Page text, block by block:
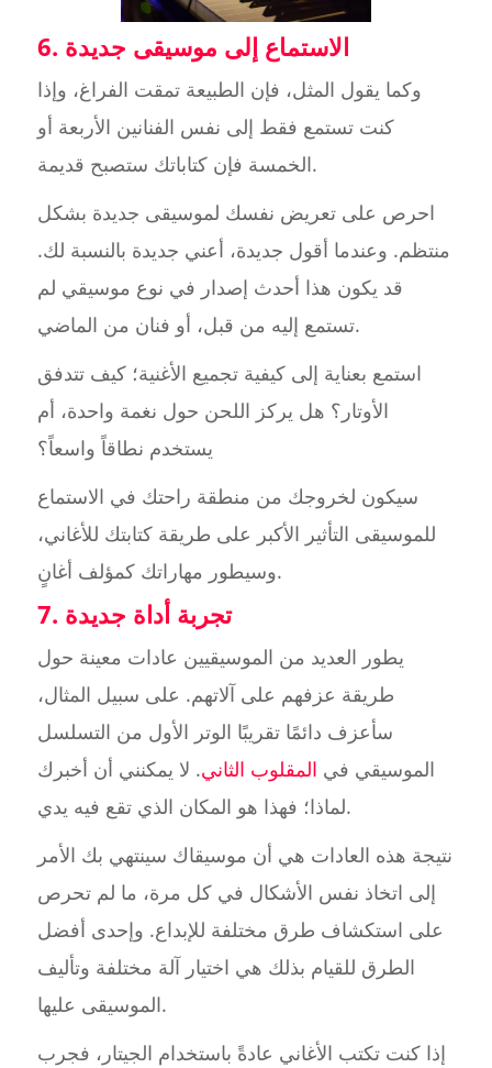
6. الاستماع إلى موسيقى جديدة
وكما يقول المثل، فإن الطبيعة تمقت الفراغ، وإذا
كنت تستمع فقط إلى نفس الفنانين الأربعة أو
الخمسة فإن كتاباتك ستصبح قديمة.
احرص على تعريض نفسك لموسيقى جديدة بشكل
منتظم. وعندما أقول جديدة، أعني جديدة بالنسبة لك.
قد يكون هذا أحدث إصدار في نوع موسيقي لم
تستمع إليه من قبل، أو فنان من الماضي.
استمع بعناية إلى كيفية تجميع الأغنية؛ كيف تتدفق
الأوتار؟ هل يركز اللحن حول نغمة واحدة، أم
يستخدم نطاقاً واسعاً؟
سيكون لخروجك من منطقة راحتك في الاستماع
للموسيقى التأثير الأكبر على طريقة كتابتك للأغاني،
وسيطور مهاراتك كمؤلف أغانٍ.
7. تجربة أداة جديدة
يطور العديد من الموسيقيين عادات معينة حول
طريقة عزفهم على آلاتهم. على سبيل المثال،
سأعزف دائمًا تقريبًا الوتر الأول من التسلسل
الموسيقي في المقلوب الثاني. لا يمكنني أن أخبرك
لماذا؛ فهذا هو المكان الذي تقع فيه يدي.
نتيجة هذه العادات هي أن موسيقاك سينتهي بك الأمر
إلى اتخاذ نفس الأشكال في كل مرة، ما لم تحرص
على استكشاف طرق مختلفة للإبداع. وإحدى أفضل
الطرق للقيام بذلك هي اختيار آلة مختلفة وتأليف
الموسيقى عليها.
إذا كنت تكتب الأغاني عادةً باستخدام الجيتار، فجرب